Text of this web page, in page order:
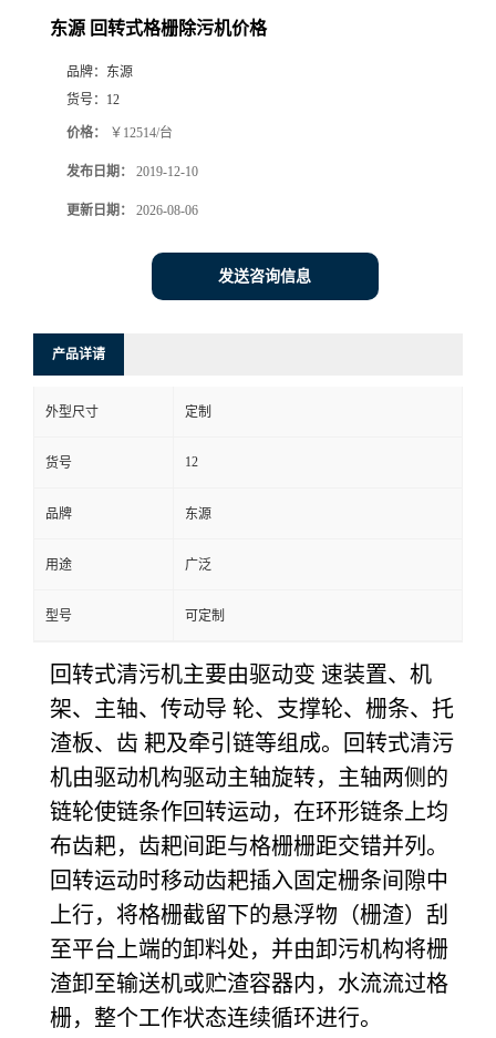
东源 回转式格栅除污机价格
品牌： 东源
货号： 12
价格： ￥12514/台
发布日期： 2019-12-10
更新日期： 2026-08-06
发送咨询信息
产品详请
外型尺寸 定制
货号 12
品牌 东源
用途 广泛
型号 可定制
回转式清污机主要由驱动变 速装置、机
架、主轴、传动导 轮、支撑轮、栅条、托
渣板、齿 耙及牵引链等组成。
回转式清污
机由驱动机构驱动主轴旋转，主轴两侧的
链轮使链条作回转运动，在环形链条上均
布齿耙，齿耙间距与格栅栅距交错并列。
回转运动时移动齿耙插入固定栅条间隙中
上行，将格栅截留下的悬浮物（栅渣）刮
至平台上端的卸料处，并由卸污机构将栅
渣卸至输送机或贮渣容器内，水流流过格
栅，整个工作状态连续循环进行。